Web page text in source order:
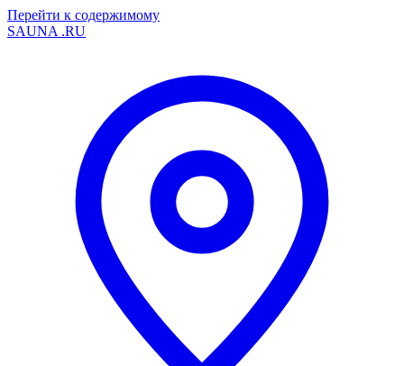
Перейти к содержимому
SAUNA .RU